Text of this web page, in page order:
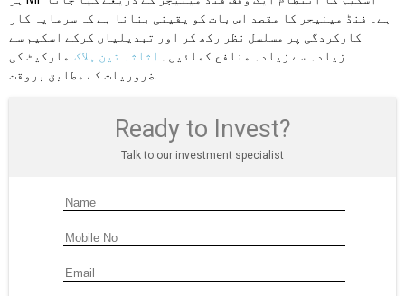
ہے۔ فنڈ مینیجر کا مقصد اس بات کو یقینی بنانا ہے کہ سرمایہ کار
کارکردگی پر مسلسل نظر رکھ کر اور تبدیلیاں کرکے اسکیم سے
زیادہ سے زیادہ منافع کمائیں۔ اثاثہ تین ہلاک مارکیٹ کی
ضروریات کے مطابق بروقت.
Ready to Invest?
Talk to our investment specialist